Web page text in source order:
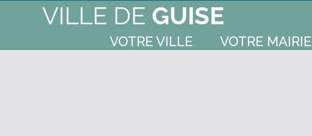
VILLE DE GUISE
VOTRE VILLE VOTRE MAIRIE